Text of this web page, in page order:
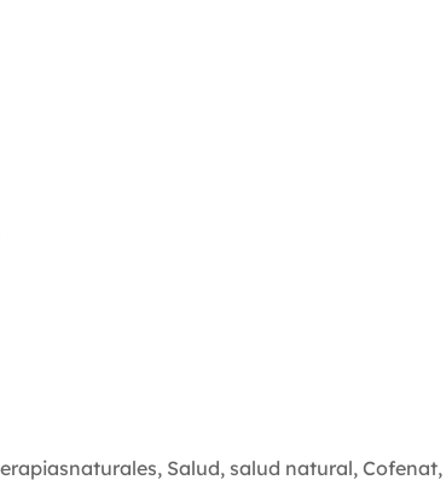
, Salud, salud natural, Cofenat,